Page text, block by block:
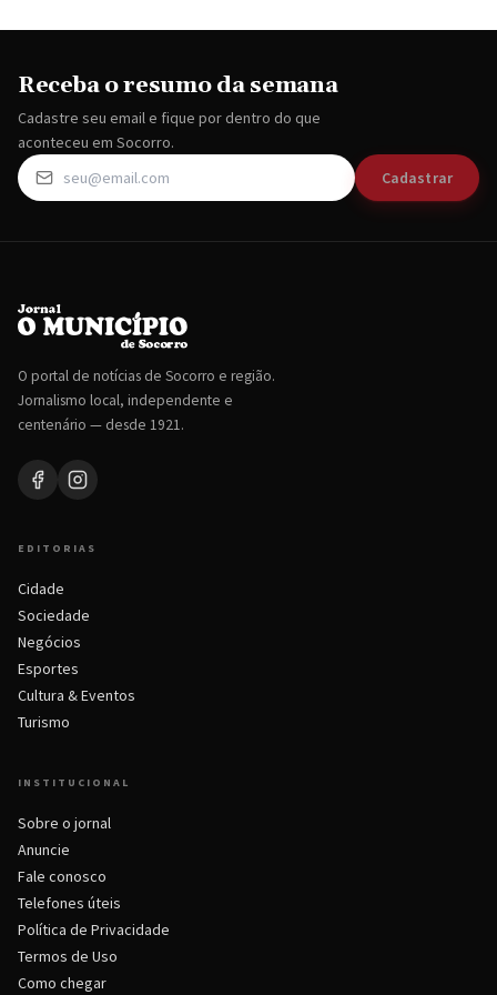
Receba o resumo da semana
Cadastre seu email e fique por dentro do que
aconteceu em Socorro.
Cadastrar
O portal de notícias de Socorro e região.
Jornalismo local, independente e
centenário — desde 1921.
EDITORIAS
Cidade
Sociedade
Negócios
Esportes
Cultura & Eventos
Turismo
INSTITUCIONAL
Sobre o jornal
Anuncie
Fale conosco
Telefones úteis
Política de Privacidade
Termos de Uso
Como chegar